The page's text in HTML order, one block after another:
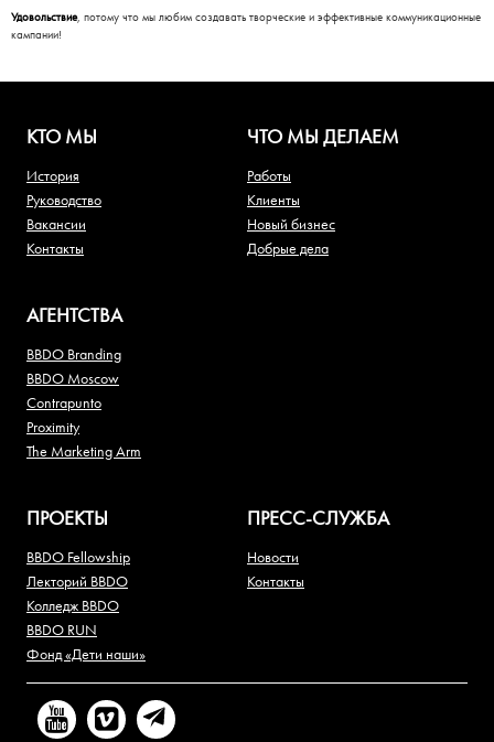
Удовольствие, потому что мы любим создавать творческие и эффективные коммуникационные
кампании!
КТО МЫ
История
Руководство
Вакансии
Контакты
ЧТО МЫ ДЕЛАЕМ
Работы
Клиенты
Новый бизнес
Добрые дела
АГЕНТСТВА
BBDO Branding
BBDO Moscow
Contrapunto
Proximity
The Marketing Arm
ПРОЕКТЫ
BBDO Fellowship
Лекторий BBDO
Колледж BBDO
BBDO RUN
Фонд «Дети наши»
ПРЕСС-СЛУЖБА
Новости
Контакты